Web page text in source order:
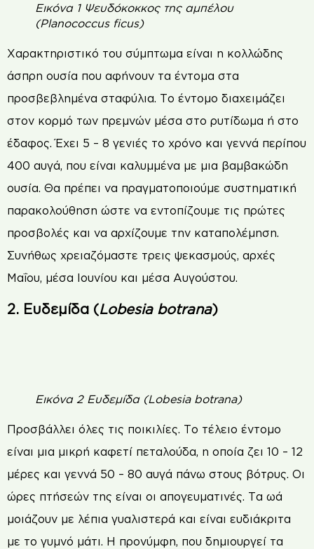
Εικόνα 1 Ψευδόκοκκος της αμπέλου
(Planococcus ficus)
Χαρακτηριστικό του σύμπτωμα είναι η κολλώδης
άσπρη ουσία που αφήνουν τα έντομα στα
προσβεβλημένα σταφύλια. Το έντομο διαχειμάζει
στον κορμό των πρεμνών μέσα στο ρυτίδωμα ή στο
έδαφος. Έχει 5 – 8 γενιές το χρόνο και γεννά περίπου
400 αυγά, που είναι καλυμμένα με μια βαμβακώδη
ουσία. Θα πρέπει να πραγματοποιούμε συστηματική
παρακολούθηση ώστε να εντοπίζουμε τις πρώτες
προσβολές και να αρχίζουμε την καταπολέμηση.
Συνήθως χρειαζόμαστε τρεις ψεκασμούς, αρχές
Μαΐου, μέσα Ιουνίου και μέσα Αυγούστου.
2. Ευδεμίδα (Lobesia botrana)
Εικόνα 2 Ευδεμίδα (Lobesia botrana)
Προσβάλλει όλες τις ποικιλίες. Το τέλειο έντομο
είναι μια μικρή καφετί πεταλούδα, η οποία ζει 10 – 12
μέρες και γεννά 50 – 80 αυγά πάνω στους βότρυς. Οι
ώρες πτήσεών της είναι οι απογευματινές. Τα ωά
μοιάζουν με λέπια γυαλιστερά και είναι ευδιάκριτα
με το γυμνό μάτι. Η προνύμφη, που δημιουργεί τα